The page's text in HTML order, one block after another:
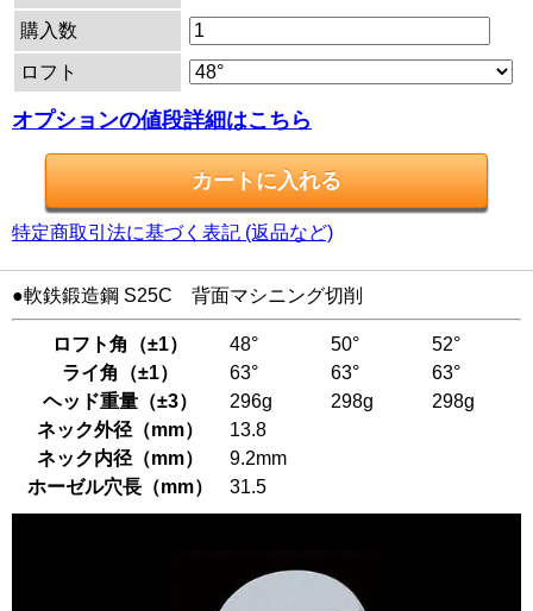
購入数
ロフト
オプションの値段詳細はこちら
特定商取引法に基づく表記 (返品など)
●軟鉄鍛造鋼 S25C 背面マシニング切削
ロフト角（±1） 48° 50°
52°
ライ角（±1）
63° 63°
63°
ヘッド重量（±3）
296g 298g
298g
ネック外径（mm）
13.8
ネック内径（mm）
9.2mm
ホーゼル穴長（mm）
31.5